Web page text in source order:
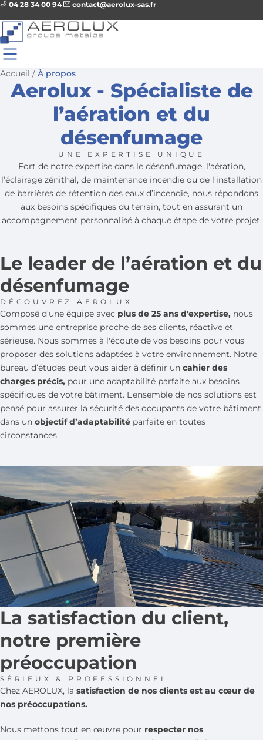
04 28 34 00 94 contact@aerolux-sas.fr
Accueil / À propos
Aerolux - Spécialiste de
l’aération et du
désenfumage
UNE EXPERTISE UNIQUE
Fort de notre expertise dans le désenfumage, l'aération,
l’éclairage zénithal, de maintenance incendie ou de l’installation
de barrières de rétention des eaux d’incendie, nous répondons
aux besoins spécifiques du terrain, tout en assurant un
accompagnement personnalisé à chaque étape de votre projet.
Le leader de l’aération et du
désenfumage
DÉCOUVREZ AEROLUX
Composé d'une équipe avec plus de 25 ans d'expertise, nous
sommes une entreprise proche de ses clients, réactive et
sérieuse. Nous sommes à l'écoute de vos besoins pour vous
proposer des solutions adaptées à votre environnement. Notre
bureau d’études peut vous aider à définir un cahier des
charges précis, pour une adaptabilité parfaite aux besoins
spécifiques de votre bâtiment. L’ensemble de nos solutions est
pensé pour assurer la sécurité des occupants de votre bâtiment,
dans un objectif d’adaptabilité parfaite en toutes
circonstances.
La satisfaction du client,
notre première
préoccupation
SÉRIEUX & PROFESSIONNEL
Chez AEROLUX, la satisfaction de nos clients est au cœur de
nos préoccupations.
Nous mettons tout en œuvre pour respecter nos